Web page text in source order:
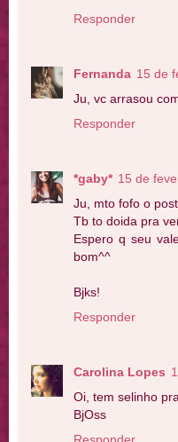
Responder
Fernanda 15 de
Ju, vc arrasou
Responder
*gaby* 15 de
Ju, mto fofo o
Tb to doida pra
Espero q seu
bom^^
Bjks!
Responder
Carolina Lopes
Oi, tem selinho
BjOss
Responder